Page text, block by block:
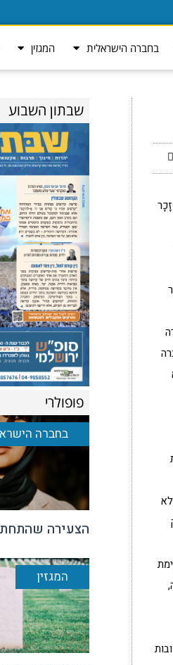
בחברה הישראלית המגזין
שבתון השבוע
פופולרי
בחברה
הצעירה
המגזין